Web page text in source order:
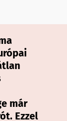
már
Ezzel